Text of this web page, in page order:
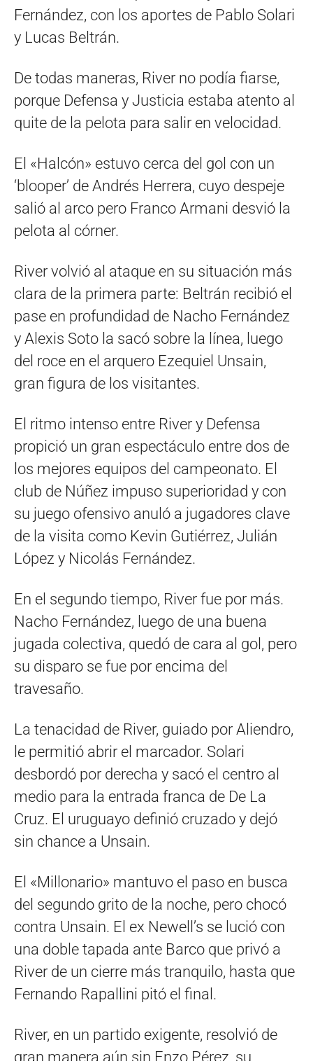
Fernández, con los aportes de Pablo Solari
y Lucas Beltrán.
De todas maneras, River no podía fiarse,
porque Defensa y Justicia estaba atento al
quite de la pelota para salir en velocidad.
El «Halcón» estuvo cerca del gol con un
‘blooper’ de Andrés Herrera, cuyo despeje
salió al arco pero Franco Armani desvió la
pelota al córner.
River volvió al ataque en su situación más
clara de la primera parte: Beltrán recibió el
pase en profundidad de Nacho Fernández
y Alexis Soto la sacó sobre la línea, luego
del roce en el arquero Ezequiel Unsain,
gran figura de los visitantes.
El ritmo intenso entre River y Defensa
propició un gran espectáculo entre dos de
los mejores equipos del campeonato. El
club de Núñez impuso superioridad y con
su juego ofensivo anuló a jugadores clave
de la visita como Kevin Gutiérrez, Julián
López y Nicolás Fernández.
En el segundo tiempo, River fue por más.
Nacho Fernández, luego de una buena
jugada colectiva, quedó de cara al gol, pero
su disparo se fue por encima del
travesaño.
La tenacidad de River, guiado por Aliendro,
le permitió abrir el marcador. Solari
desbordó por derecha y sacó el centro al
medio para la entrada franca de De La
Cruz. El uruguayo definió cruzado y dejó
sin chance a Unsain.
El «Millonario» mantuvo el paso en busca
del segundo grito de la noche, pero chocó
contra Unsain. El ex Newell’s se lució con
una doble tapada ante Barco que privó a
River de un cierre más tranquilo, hasta que
Fernando Rapallini pitó el final.
River, en un partido exigente, resolvió de
gran manera aún sin Enzo Pérez, su